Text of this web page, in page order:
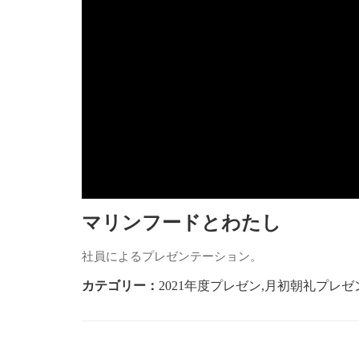
マリンフードとわたし
社員によるプレゼンテーション。
カテゴリー： 2021年度プレゼン, 月初朝礼プレゼ